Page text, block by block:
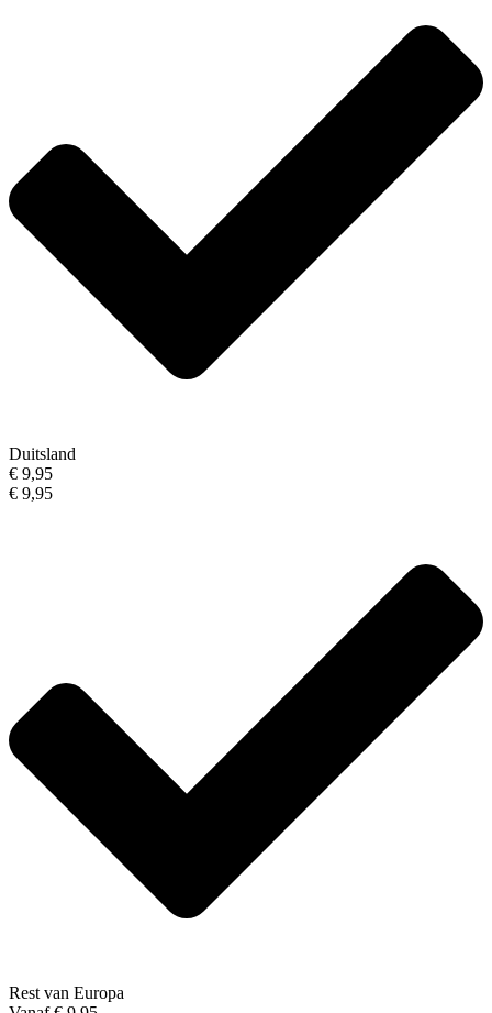
Duitsland
€ 9,95
€ 9,95
Rest van Europa